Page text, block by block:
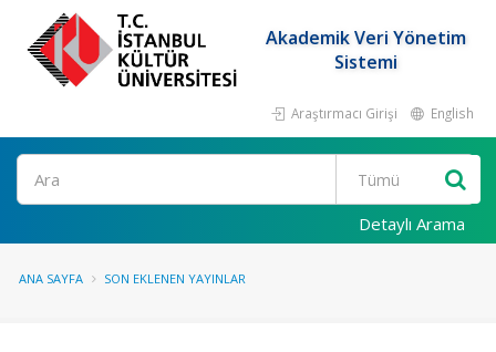
Akademik Veri Yönetim
Sistemi
Araştırmacı Girişi English
Ara
Detaylı Arama
ANA SAYFA SON EKLENEN YAYINLAR